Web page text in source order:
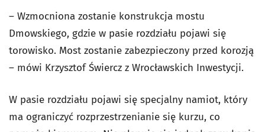
– Wzmocniona zostanie konstrukcja mostu
Dmowskiego, gdzie w pasie rozdziału pojawi się
torowisko. Most zostanie zabezpieczony przed korozją
– mówi Krzysztof Świercz z Wrocławskich Inwestycji.
W pasie rozdziału pojawi się specjalny namiot, który
ma ograniczyć rozprzestrzenianie się kurzu, co